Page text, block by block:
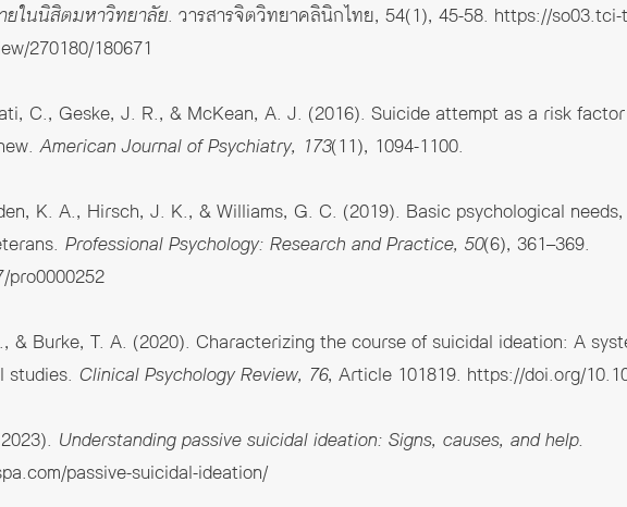
ในนิสิตมหาวิทยาลัย. วารสารจิตวิทยาคลินิกไทย, 54(1), 45-58. https://
270180/180671
C., Geske, J. R., & McKean, A. J. (2016). Suicide attempt as a risk
American Journal of Psychiatry, 173(11), 1094-1100.
K. A., Hirsch, J. K., & Williams, G. C. (2019). Basic psychological
Professional Psychology: Research and Practice, 50(6), 361–369.
pro0000252
& Burke, T. A. (2020). Characterizing the course of suicidal ideation: A
studies. Clinical Psychology Review, 76, Article 101819. https://doi.org/
Understanding passive suicidal ideation: Signs, causes, and help.
passive-suicidal-ideation/